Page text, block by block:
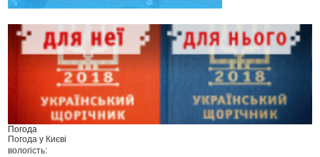
Погода
Погода у Києві
вологість: